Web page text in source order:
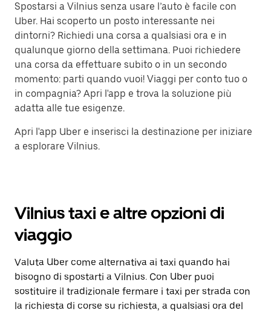
Spostarsi a Vilnius senza usare l’auto è facile con
Uber. Hai scoperto un posto interessante nei
dintorni? Richiedi una corsa a qualsiasi ora e in
qualunque giorno della settimana. Puoi richiedere
una corsa da effettuare subito o in un secondo
momento: parti quando vuoi! Viaggi per conto tuo o
in compagnia? Apri l'app e trova la soluzione più
adatta alle tue esigenze.
Apri l'app Uber e inserisci la destinazione per iniziare
a esplorare Vilnius.
Vilnius taxi e altre opzioni di
viaggio
Valuta Uber come alternativa ai taxi quando hai
bisogno di spostarti a Vilnius. Con Uber puoi
sostituire il tradizionale fermare i taxi per strada con
la richiesta di corse su richiesta, a qualsiasi ora del